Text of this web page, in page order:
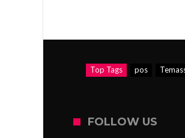
Top Tags pos
FOLLOW US